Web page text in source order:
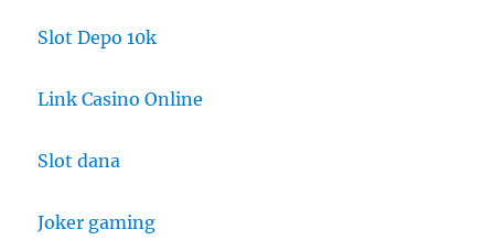
Slot Depo 10k
Link Casino Online
Slot dana
Joker gaming